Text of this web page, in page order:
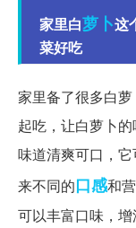
家里白萝卜这
菜好吃
家里备了很多白
起吃，让白萝卜
味道清爽可口，
来不同的口感和
可以丰富口味，